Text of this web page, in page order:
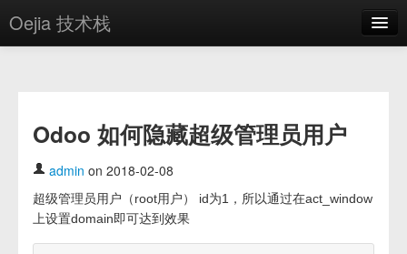
Oejia 技术栈
方案
OE学院
分享
关于
Odoo 如何隐藏超级管理员用户
admin on 2018-02-08
超级管理员用户（root用户） id为1，所以通过在act_window
上设置domain即可达到效果